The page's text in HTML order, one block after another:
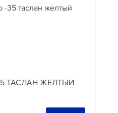
ТАСЛАН ЖЕЛТЫЙ